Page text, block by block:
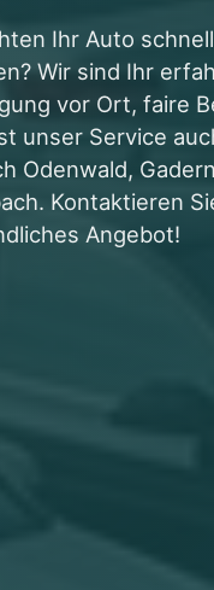
Ihr Auto
Wir sind Ihr
vor Ort, faire
unser Service
Odenwald,
Kontaktieren
Angebot!